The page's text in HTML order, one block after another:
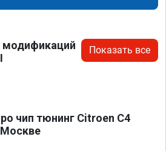
модификаций
Показать все
чип тюнинг Citroen C4
Москве